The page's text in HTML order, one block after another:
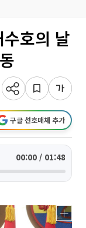
호의 날
구글 선호매체 추가
00:00 / 01:48